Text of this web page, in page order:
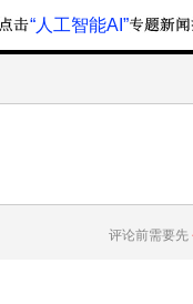
“人工智能AI”
评论前需要先